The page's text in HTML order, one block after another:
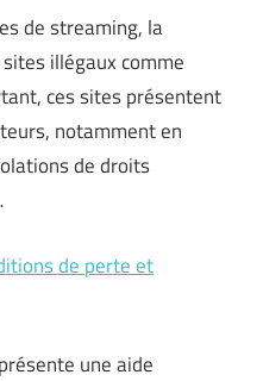
de streaming, la
illégaux comme
ces sites présentent
notamment en
de droits
de perte et
une aide